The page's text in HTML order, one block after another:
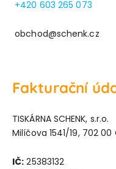
+420 603 265 073
obchod@schenk.cz
Fakturační
TISKÁRNA SCHENK, s.r.o.
Milíčova 1541/19, 702
IČ: 25383132